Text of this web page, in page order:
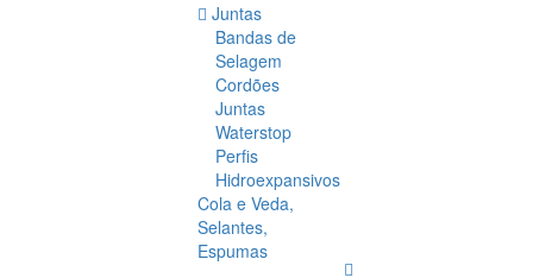
Juntas
Bandas de
Selagem
Cordões
Juntas
Waterstop
Perfis
Hidroexpansivos
Cola e Veda,
Selantes,
Espumas